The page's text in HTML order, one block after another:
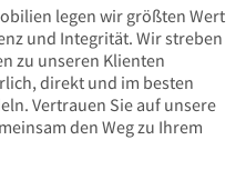
legen wir größten Wert
und Integrität. Wir streben
zu unseren Klienten
direkt und im besten
Vertrauen Sie auf unsere
den Weg zu Ihrem